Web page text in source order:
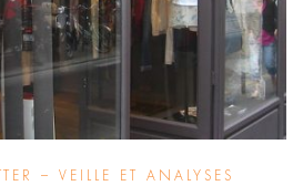
– VEILLE ET ANALYSES